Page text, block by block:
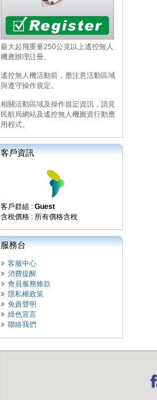
最大起飛重量250公克以上遙控無人
機應辦理註冊。
遙控無人機活動前，應注意活動區域
與遵守操作規定。
相關活動區域及操作規定資訊，請見
民航局網站及遙控無人機圖資行動應
用程式。
客戶資訊
客戶群組 : Guest
含稅價格 : 所有價格含稅
服務台
客服中心
消費提醒
會員服務條款
隱私權政策
免責聲明
綠色宣言
聯絡我們